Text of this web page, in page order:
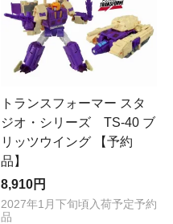
トランスフォーマー スタ
ジオ・シリーズ TS-40 ブ
リッツウイング 【予約
品】
8,910円
2027年1月下旬頃入荷予定予約
品